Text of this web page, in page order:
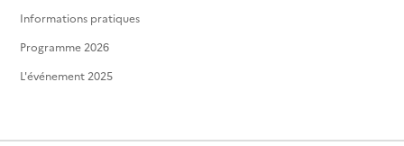
Informations pratiques
Programme 2026
L'événement 2025